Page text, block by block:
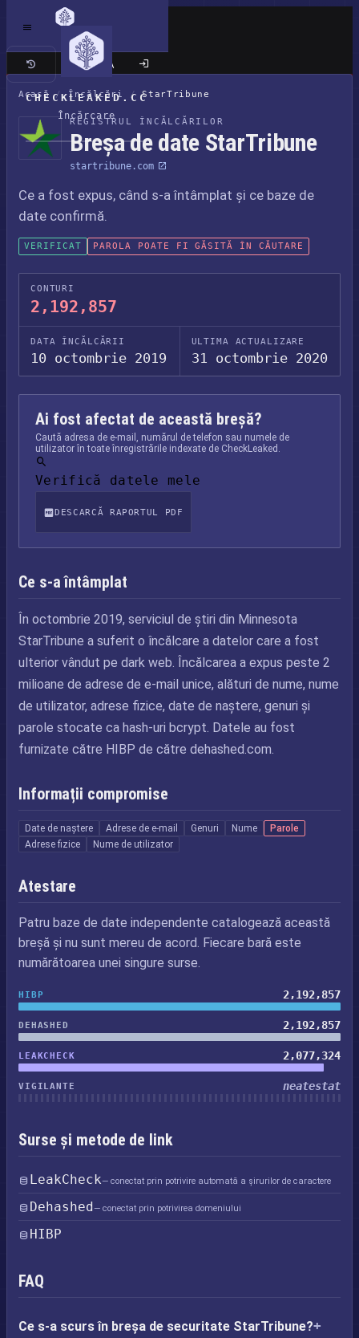
CHECKLEAKED.CC
Încărcare
Site clasic
Acasă / Încălcări / StarTribune
REGISTRUL ÎNCĂLCĂRILOR
Breșa de date StarTribune
startribune.com
Ce a fost expus, când s-a întâmplat și ce baze de
date confirmă.
VERIFICAT PAROLA POATE FI GĂSITĂ ÎN CĂUTARE
CONTURI
2,192,857
DATA ÎNCĂLCĂRII
10 octombrie 2019
ULTIMA ACTUALIZARE
31 octombrie 2020
Ai fost afectat de această breșă?
Caută adresa de e-mail, numărul de telefon sau numele de
utilizator în toate înregistrările indexate de CheckLeaked.
Verifică datele mele
DESCARCĂ RAPORTUL PDF
Ce s-a întâmplat
În octombrie 2019, serviciul de știri din Minnesota
StarTribune a suferit o încălcare a datelor care a fost
ulterior vândut pe dark web. Încălcarea a expus peste 2
milioane de adrese de e-mail unice, alături de nume, nume
de utilizator, adrese fizice, date de naștere, genuri și
parole stocate ca hash-uri bcrypt. Datele au fost
furnizate către HIBP de către dehashed.com.
Informații compromise
Date de naștere Adrese de e-mail Genuri Nume
Parole
Adrese fizice
Nume de utilizator
Atestare
Patru baze de date independente catalogează această
breșă și nu sunt mereu de acord. Fiecare bară este
numărătoarea unei singure surse.
HIBP 2,192,857
DEHASHED 2,192,857
LEAKCHECK 2,077,324
VIGILANTE neatestat
Surse și metode de link
LeakCheck— conectat prin potrivire automată a șirurilor de caractere
Dehashed— conectat prin potrivirea domeniului
HIBP
FAQ
Ce s-a scurs în breșa de securitate StarTribune?